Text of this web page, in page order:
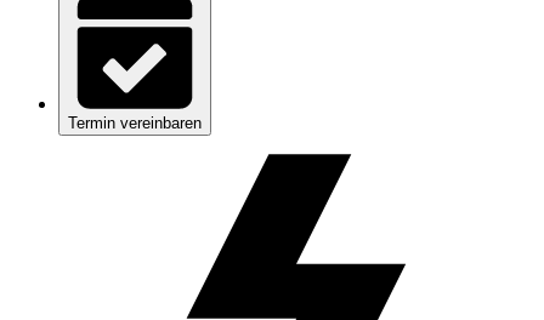
Termin vereinbaren